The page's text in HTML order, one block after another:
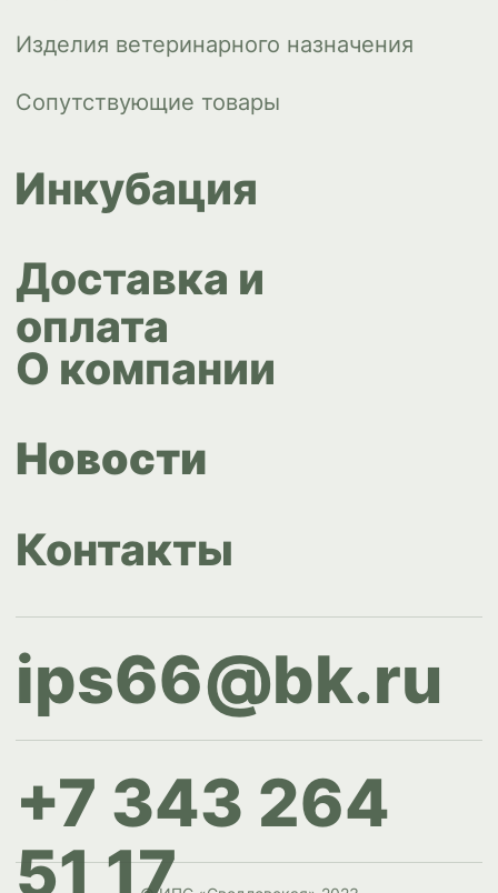
ips66@bk.ru
+7 343 264
51 17© ИПС «Сведловская» 2023
Политика конфиденциальности